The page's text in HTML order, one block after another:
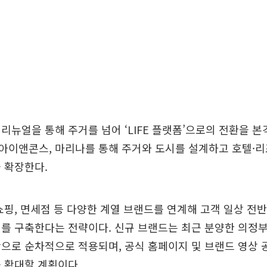
뉴얼을 통해 주거를 넘어 ‘LIFE 플랫폼’으로의 전환을
이앤콘스, 마리나를 통해 주거와 도시를 설계하고 호텔·
확장한다.
, 면세점 등 다양한 계열 브랜드를 연계해 고객 일상 전
구축한다는 전략이다. 신규 브랜드는 최근 분양한 의정
로 순차적으로 적용되며, 공식 홈페이지 및 브랜드 영상